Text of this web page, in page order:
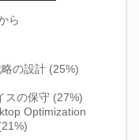
ら
の設計 (25%)
スの保守 (27%)
Optimization